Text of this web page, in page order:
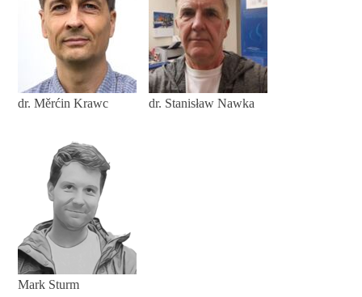
dr. Měrćin Krawc dr. Stanisław Nawka
Mark Sturm